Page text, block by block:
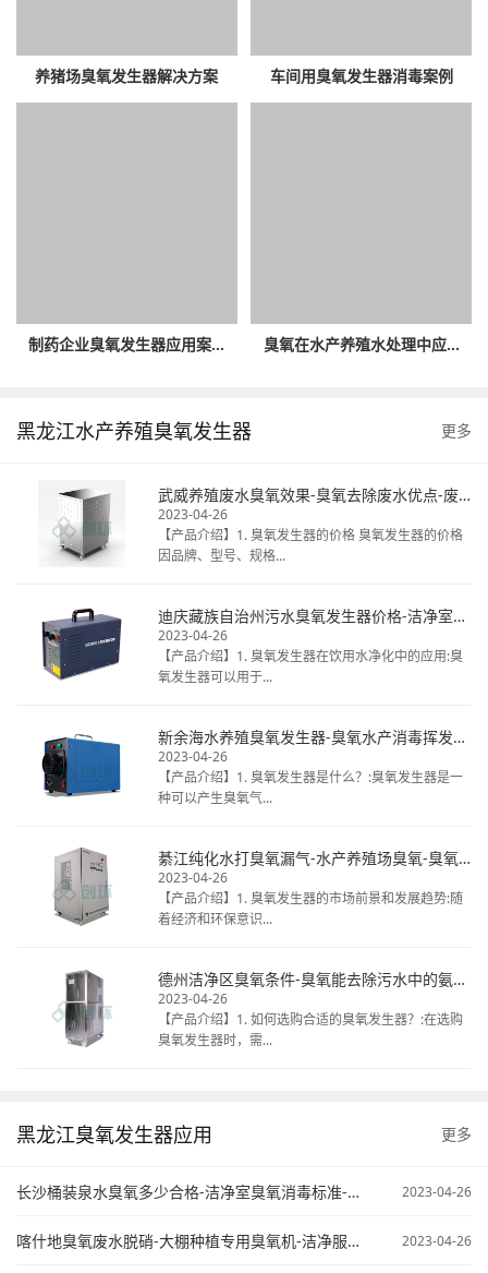
养猪场臭氧发生器解决方案 车间用臭氧发生器消毒案例
制药企业臭氧发生器应用案... 臭氧在水产养殖水处理中应...
黑龙江水产养殖臭氧发生器 更多
武威养殖废水臭氧效果-臭氧去除废水优点-废水臭氧消毒厂家
2023-04-26
【产品介绍】1. 臭氧发生器的价格 臭氧发生器的价格
因品牌、型号、规格...
迪庆藏族自治州污水臭氧发生器价格-洁净室臭氧消毒热线电话-揭秘桶装水臭氧
2023-04-26
【产品介绍】1. 臭氧发生器在饮用水净化中的应用:臭
氧发生器可以用于...
新余海水养殖臭氧发生器-臭氧水产消毒挥发时间-天然矿泉水臭氧毒
2023-04-26
【产品介绍】1. 臭氧发生器是什么？:臭氧发生器是一
种可以产生臭氧气...
綦江纯化水打臭氧漏气-水产养殖场臭氧-臭氧发生器清洗冷库
2023-04-26
【产品介绍】1. 臭氧发生器的市场前景和发展趋势:随
着经济和环保意识...
德州洁净区臭氧条件-臭氧能去除污水中的氨氮不-臭氧在污水处理中的应用
2023-04-26
【产品介绍】1. 如何选购合适的臭氧发生器？:在选购
臭氧发生器时，需...
黑龙江臭氧发生器应用 更多
长沙桶装泉水臭氧多少合格-洁净室臭氧消毒标准-臭氧污水处理原来 2023-04-26
喀什地臭氧废水脱硝-大棚种植专用臭氧机-洁净服臭氧灭菌 2023-04-26